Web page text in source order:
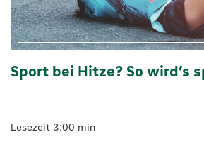
AOK
Vigozone
Sport bei Hitze? So wird’s
Lesezeit 3:00 min